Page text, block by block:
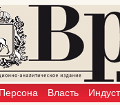
Персона Власть